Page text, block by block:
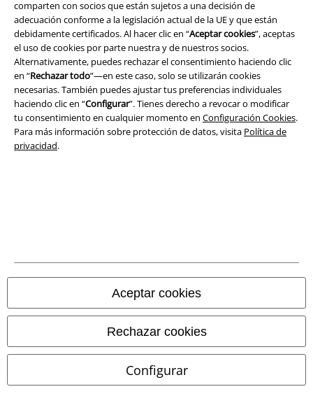
comparten con socios que están sujetos a una decisión de
adecuación conforme a la legislación actual de la UE y que están
debidamente certificados. Al hacer clic en “Aceptar cookies”, aceptas
el uso de cookies por parte nuestra y de nuestros socios.
Alternativamente, puedes rechazar el consentimiento haciendo clic
en “Rechazar todo”—en este caso, solo se utilizarán cookies
necesarias. También puedes ajustar tus preferencias individuales
haciendo clic en “Configurar”. Tienes derecho a revocar o modificar
tu consentimiento en cualquier momento en Configuración Cookies.
Para más información sobre protección de datos, visita Política de
privacidad.
Aceptar cookies
Rechazar cookies
Configurar
Ley protección de datos
Eliminación de residuos y protección del medioambiente
Declaración de Conformidad
Información sobre accesibilidad